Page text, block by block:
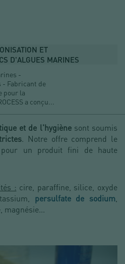
ET
D'ALGUES MARINES
-
- Fabricant de
pour la
a conçu...
et de l'hygiène sont soumis
. Notre offre comprend le
un produit fini de haute
: cire, paraffine, silice, oxyde
persulfate de sodium
magnésie...